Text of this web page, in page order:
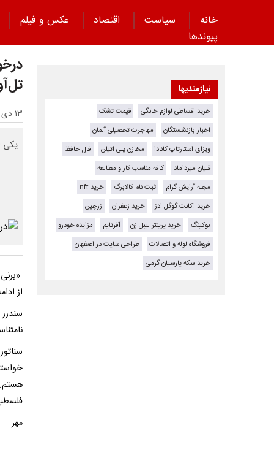
خانه سیاست اقتصاد عکس و فیلم
پیوند‌ها
۱۳ دی ۱۴۰۲ - ۰۸:۲۲
یکی
از
مهر
نیازمندیها
خرید اقساطی لوازم خانگی
قیمت تشک
اخبار بازنشستگان
مهاجرت تحصیلی آلمان
ویزای استارتاپ کانادا
مخازن پلی اتیلن
فال حافظ
قلیان میرداماد
کافه مناسب کار و مطالعه
مجله آرایش گرام
ثبت نام کالابرگ
خرید nft
خرید اکانت گوگل ادز
خرید زعفران
زرچین
بوکینگ
خرید پرینتر لیبل زن آفرتایم
مزایده خودرو
فروشگاه لوله و اتصالات
طراحی سایت در اصفهان
خرید سکه پارسیان گرمی